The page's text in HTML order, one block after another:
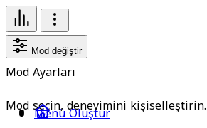
Mod değiştir
Mod Ayarları
Mod seçin, deneyimini kişiselleştirin.
Menü Oluştur